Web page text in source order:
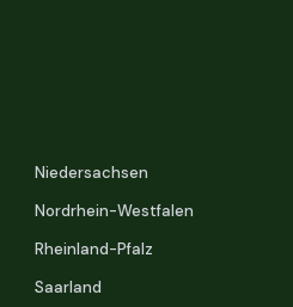
Niedersachsen
Nordrhein-Westfalen
Rheinland-Pfalz
Saarland